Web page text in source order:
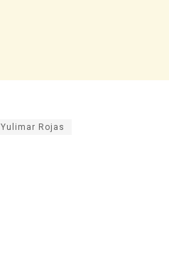
Yulimar Rojas